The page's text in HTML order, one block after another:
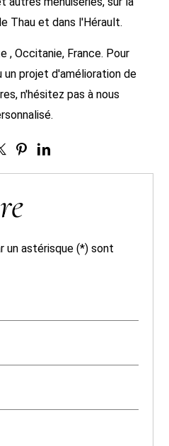
Thau et dans l'Hérault.
, Occitanie, France. Pour
un projet d'amélioration de
n'hésitez pas à nous
un astérisque (*) sont